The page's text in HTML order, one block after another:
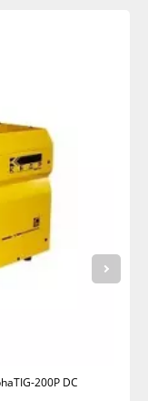
200P DC